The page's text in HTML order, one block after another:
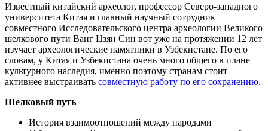
Известный китайский археолог, профессор Северо-западного
университета Китая и главный научный сотрудник
совместного Исследовательского центра археологии Великого
шелкового пути Ванг Цзян Син вот уже на протяжении 12 лет
изучает археологические памятники в Узбекистане. По его
словам, у Китая и Узбекистана очень много общего в плане
культурного наследия, именно поэтому странам стоит
активнее выстраивать совместную работу по его сохранению.
Шелковый путь
История взаимоотношений между народами